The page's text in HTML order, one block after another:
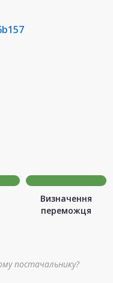
Визначення
переможця
постачальнику?